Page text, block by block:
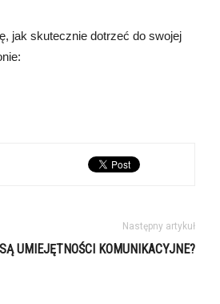
jak skutecznie dotrzeć do swojej
Następny artykuł
UMIEJĘTNOŚCI KOMUNIKACYJNE?